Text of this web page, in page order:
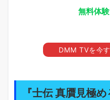
無料体
DMM TVを今
『士伝 真贋見極